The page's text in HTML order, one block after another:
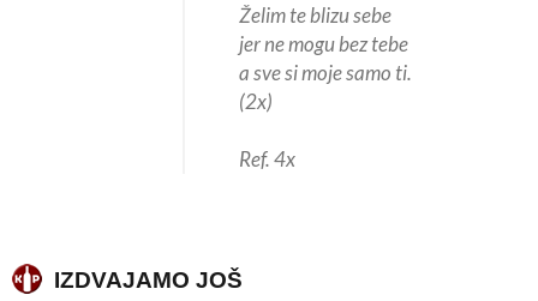
Želim te blizu sebe
jer ne mogu bez tebe
a sve si moje samo ti.
(2x)
Ref. 4x
IZDVAJAMO JOŠ